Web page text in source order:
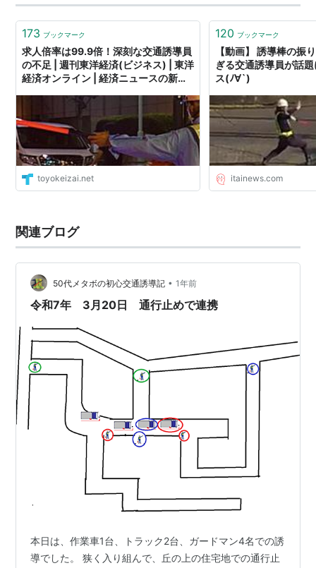
ープと分かりました。 流が分かった後に道路状況を確認
すると道端は広いため 大型車両同士の、す…
173 ブックマーク
求人倍率は99.9倍！深刻な交通誘導員
の不足 | 週刊東洋経済(ビジネス) | 東洋
経済オンライン | 経済ニュースの新基
toyokeizai.net
120 ブックマーク
【動画】 誘導棒の振
ぎる交通誘導員が話
ス(ﾉ∀`)
itainews.com
関連ブログ
50代メタボの初心交通誘導記 • 1年前
令和7年 3月20日 通行止めで連携
本日は、作業車1台、トラック2台、ガードマン4名での誘
導でした。 狭く入り組んで、丘の上の住宅地での通行止